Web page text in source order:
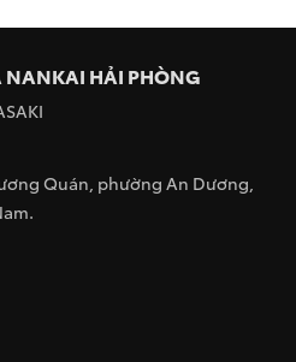
NANKAI HẢI PHÒNG
Quán, phường An Dương,